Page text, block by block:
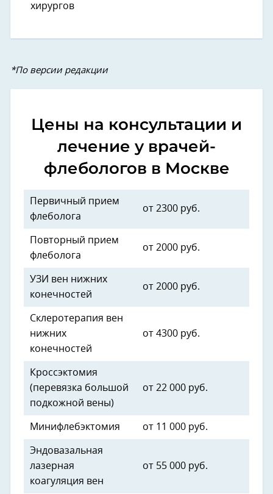
хирургов
*По версии редакции
Цены на консультации и
лечение у врачей-
флебологов в Москве
Первичный прием
флеболога
от 2300 руб.
Повторный прием
флеболога
от 2000 руб.
УЗИ вен нижних
конечностей
от 2000 руб.
Склеротерапия вен
нижних
конечностей
от 4300 руб.
Кроссэктомия
(перевязка большой
подкожной вены)
от 22 000 руб.
Минифлебэктомия от 11 000 руб.
Эндовазальная
лазерная
коагуляция вен
от 55 000 руб.